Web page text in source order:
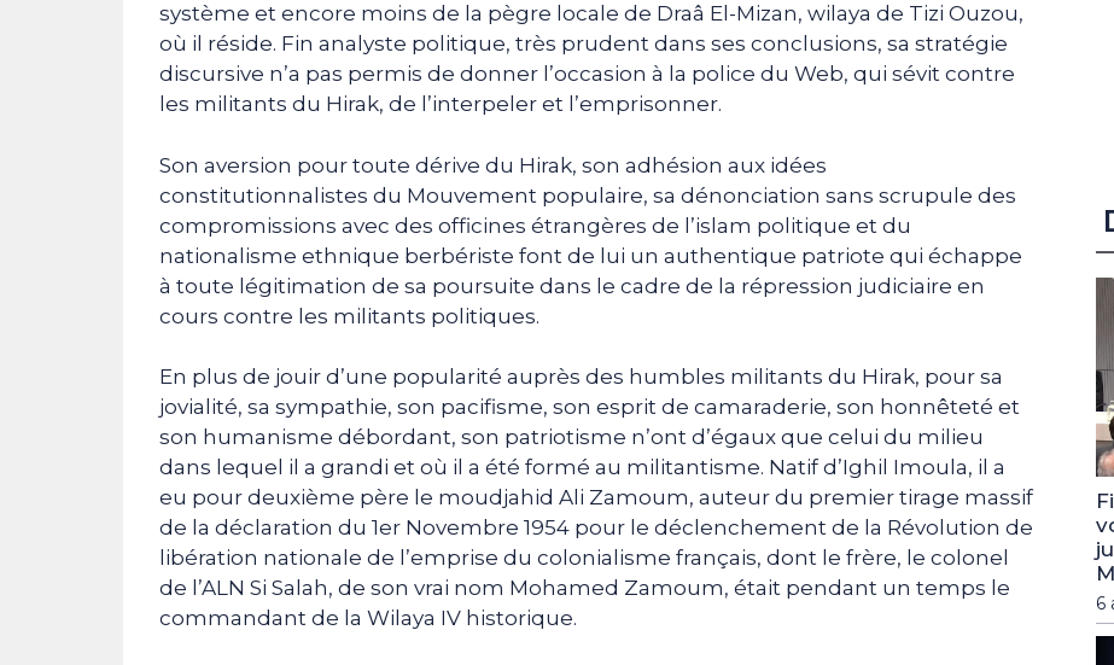
système et encore moins de la pègre locale de Draâ El-Mizan, wilaya de Tizi Ouzou,
où il réside. Fin analyste politique, très prudent dans ses conclusions, sa stratégie
discursive n’a pas permis de donner l’occasion à la police du Web, qui sévit contre
les militants du Hirak, de l’interpeler et l’emprisonner.
Son aversion pour toute dérive du Hirak, son adhésion aux idées
constitutionnalistes du Mouvement populaire, sa dénonciation sans scrupule des
compromissions avec des officines étrangères de l’islam politique et du
nationalisme ethnique berbériste font de lui un authentique patriote qui échappe
à toute légitimation de sa poursuite dans le cadre de la répression judiciaire en
cours contre les militants politiques.
En plus de jouir d’une popularité auprès des humbles militants du Hirak, pour sa
jovialité, sa sympathie, son pacifisme, son esprit de camaraderie, son honnêteté et
son humanisme débordant, son patriotisme n’ont d’égaux que celui du milieu
dans lequel il a grandi et où il a été formé au militantisme. Natif d’Ighil Imoula, il a
eu pour deuxième père le moudjahid Ali Zamoum, auteur du premier tirage massif
de la déclaration du 1er Novembre 1954 pour le déclenchement de la Révolution de
libération nationale de l’emprise du colonialisme français, dont le frère, le colonel
de l’ALN Si Salah, de son vrai nom Mohamed Zamoum, était pendant un temps le
commandant de la Wilaya IV historique.
6